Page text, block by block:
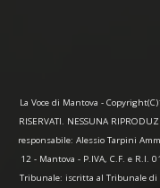
La Voce di Mantova -
RISERVATI. NESSUNA
responsabile: Alessio Tarpini
12 - Mantova - P.IVA, C.F. e R.I.
Tribunale: iscritta al Tribunale